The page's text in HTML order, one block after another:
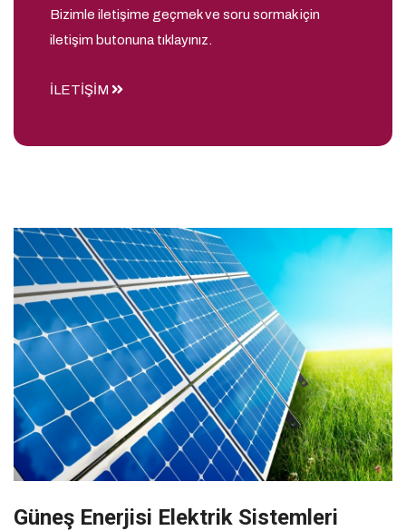
Bizimle iletişime geçmek ve soru sormak için
iletişim butonuna tıklayınız.
İLETİŞİM
Güneş Enerjisi Elektrik Sistemleri